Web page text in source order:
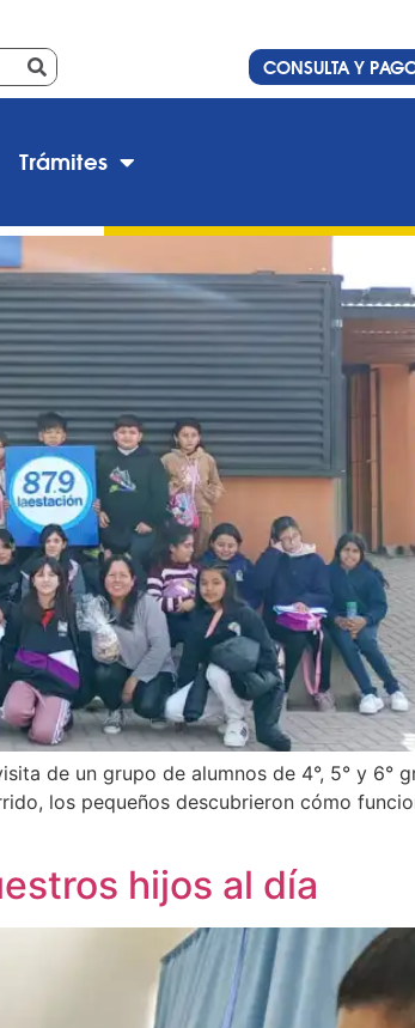
CONSULTA Y
Trámites
de un grupo de alumnos de 4°, 5° y 6°
los pequeños descubrieron cómo
hijos al día